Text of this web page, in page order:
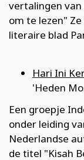
vertalingen
om te lezen"
literaire blad
Hari Ini
'Heden
Een groepje
onder leiding
Nederlandse
de titel "Kisah